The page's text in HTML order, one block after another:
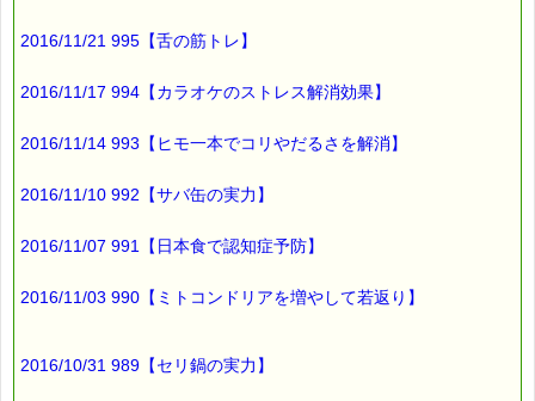
歳より老けて見えるのも
血管力は
生活習慣を改善することで
「血管力」で検索してみてください
たくさんの情報がヒットしますよ (^^)
2016/11/21 995【舌の筋トレ】
2016/11/17 994【カラオケのストレス解消効果】
2016/11/14 993【ヒモ一本でコリやだるさを解消】
2016/11/10 992【サバ缶の実力】
2016/11/07 991【日本食で認知症予防】
2016/11/03 990【ミトコンドリアを増やして若返り】
2016/10/31 989【セリ鍋の実力】